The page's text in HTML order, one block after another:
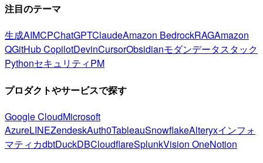
注目のテーマ
生成AIMCPChatGPTClaudeAmazon BedrockRAGAmazon
QGitHub CopilotDevinCursorObsidianモダンデータスタック
PythonセキュリティPM
プロダクトやサービスで探す
Google CloudMicrosoft
AzureLINEZendeskAuth0TableauSnowflakeAlteryxインフォ
マティカdbtDuckDBCloudflareSplunkVision OneNotion